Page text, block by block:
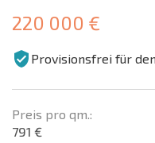
220 000 €
Provisionsfrei für
Preis pro qm.:
791 €